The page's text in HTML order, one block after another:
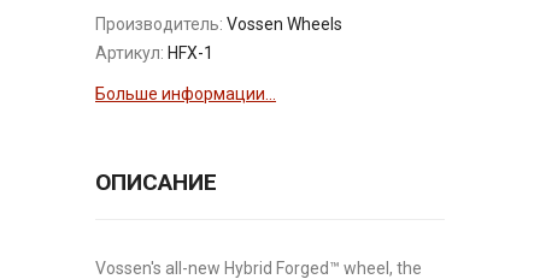
Производитель: Vossen Wheels
Артикул: HFX-1
Больше информации...
ОПИСАНИЕ
Vossen's all-new Hybrid Forged™ wheel, the